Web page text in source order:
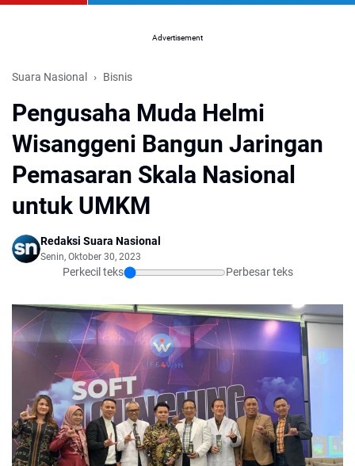
Advertisement
Suara Nasional Bisnis
Pengusaha Muda Helmi
Wisanggeni Bangun Jaringan
Pemasaran Skala Nasional
untuk UMKM
Redaksi Suara Nasional
Senin, Oktober 30, 2023
Perkecil teks Perbesar teks